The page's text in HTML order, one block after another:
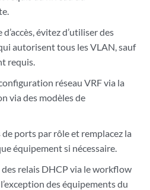
évitez d’utiliser des
autorisent tous les VLAN, sauf
requis.
réseau VRF via la
via des modèles de
ports par rôle et remplacez la
équipement si nécessaire.
relais DHCP via le workflow
des équipements du